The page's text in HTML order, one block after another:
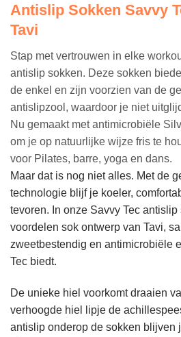
Antislip Sokken Savvy
Tavi
Stap met vertrouwen in elke
antislip sokken. Deze sokken
de enkel en zijn voorzien van de
antislipzool, waardoor je niet
Nu gemaakt met antimicrobiële
om je op natuurlijke wijze fris te
voor Pilates, barre, yoga en dans.
Maar dat is nog niet alles. Met de
technologie blijf je koeler,
tevoren. In onze Savvy Tec
voordelen sok ontwerp van Tavi,
zweetbestendig en antimicrobiële
Tec biedt.
De unieke hiel voorkomt draaien
verhoogde hiel lipje de
antislip onderop de sokken blijven